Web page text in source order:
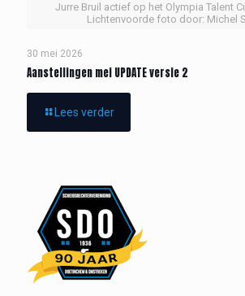
Jurre Bruil actief op het Olympia Talent
Lichtenvoorde foto door: Michel
30 mei 2026
Aanstellingen mei UPDATE versie 2
Lees verder